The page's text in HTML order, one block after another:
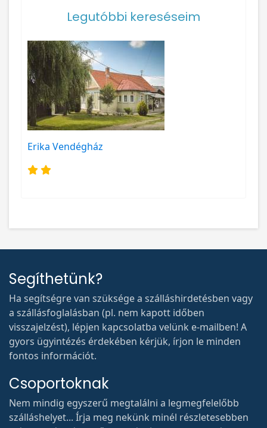
Legutóbbi kereséseim
Erika Vendégház
Segíthetünk?
Ha segítségre van szüksége a szálláshirdetésben vagy
a szállásfoglalásban (pl. nem kapott időben
visszajelzést), lépjen kapcsolatba velünk e-mailben! A
gyors ügyintézés érdekében kérjük, írjon le minden
fontos információt.
Csoportoknak
Nem mindig egyszerű megtalálni a legmegfelelőbb
szálláshelyet... Írja meg nekünk minél részletesebben